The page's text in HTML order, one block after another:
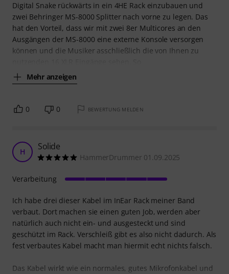
Digital Snake rückwärts in ein 4HE Rack einzubauen und
zwei Behringer MS-8000 Splitter nach vorne zu legen. Das
hat den Vorteil, dass wir mit zwei 8er Multicores an den
Ausgängen der MS-8000 eine externe Konsole versorgen
können und die Musiker asschließlich die von Ihnen zu
Mehr anzeigen
0 0 BEWERTUNG MELDEN
H Solide
HammerDrummer 01.09.2025
Ich habe drei dieser Kabel im InEar Rack meiner Band
verbaut. Dort machen sie einen guten Job, werden aber
natürlich auch nicht ein- und ausgesteckt und sind
geschützt im Rack. Verschleiß gibt es also nicht dadurch. Als
fest verbautes Kabel macht man hiermit echt nichts falsch.
Das Kabel wirkt wie ein normales, gutes Mikrofonkabel und
Verarbeitung